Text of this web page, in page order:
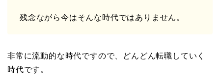
残念ながら今はそんな時代ではありません。
非常に流動的な時代ですので、どんどん転職していく
時代です。